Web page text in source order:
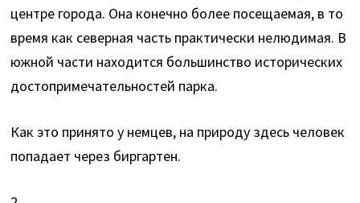
центре города. Она конечно более посещаемая, в то
время как северная часть практически нелюдимая. В
южной части находится большинство исторических
достопримечательностей парка.
Как это принято у немцев, на природу здесь человек
попадает через биргартен.